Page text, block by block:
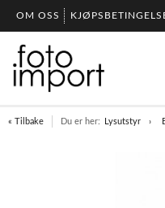
OM OSS
« Tilbake Du er her: Lysutstyr